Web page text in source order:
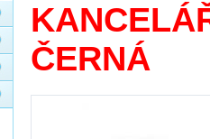
ČERNÁ